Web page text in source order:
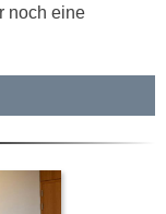
noch eine